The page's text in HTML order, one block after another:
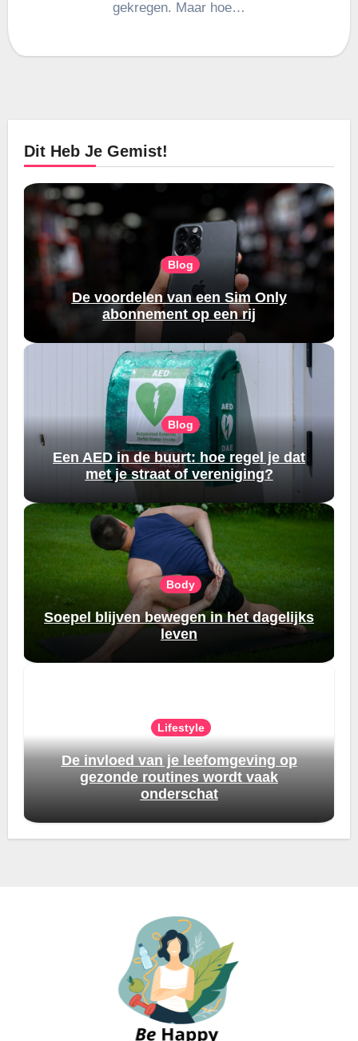
gekregen. Maar hoe…
Dit Heb Je Gemist!
Blog
De voordelen van een Sim Only
abonnement op een rij
Blog
Een AED in de buurt: hoe regel je dat
met je straat of vereniging?
Body
Soepel blijven bewegen in het dagelijks
leven
Lifestyle
De invloed van je leefomgeving op
gezonde routines wordt vaak
onderschat